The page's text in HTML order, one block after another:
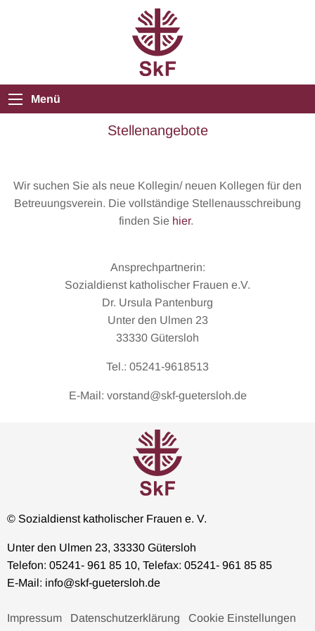
Menü
Stellenangebote
Wir suchen Sie als neue Kollegin/ neuen Kollegen für den
Betreuungsverein. Die vollständige Stellenausschreibung
finden Sie hier.
Ansprechpartnerin:
Sozialdienst katholischer Frauen e.V.
Dr. Ursula Pantenburg
Unter den Ulmen 23
33330 Gütersloh
Tel.: 05241-9618513
E-Mail: vorstand@skf-guetersloh.de
© Sozialdienst katholischer Frauen e. V.
Unter den Ulmen 23, 33330 Gütersloh
Telefon: 05241- 961 85 10, Telefax: 05241- 961 85 85
E-Mail: info@skf-guetersloh.de
Impressum Datenschutzerklärung Cookie Einstellungen